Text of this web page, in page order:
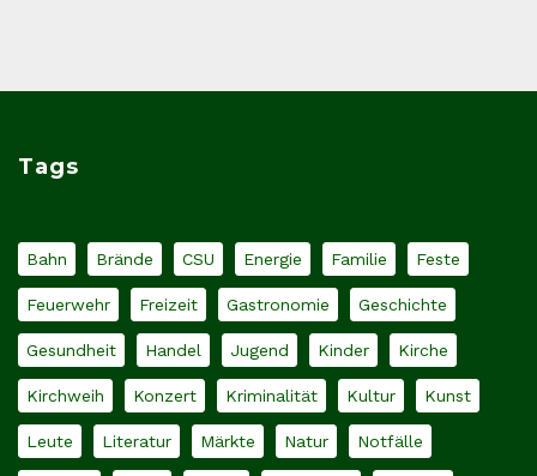
Tags
Bahn Brände CSU Energie Familie Feste
Feuerwehr Freizeit Gastronomie Geschichte
Gesundheit Handel Jugend Kinder Kirche
Kirchweih Konzert Kriminalität Kultur Kunst
Leute Literatur Märkte Natur Notfälle